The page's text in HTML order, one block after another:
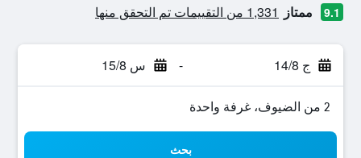
9.1 ممتاز 1,331 من التقييمات تم التحقق منها
ج 14/8 - س 15/8
2 من الضيوف، غرفة واحدة
بحث